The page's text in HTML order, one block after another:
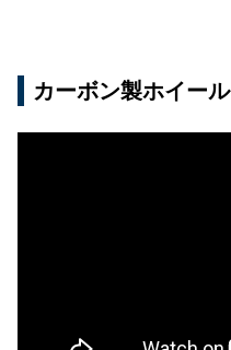
カーボン製ホイール